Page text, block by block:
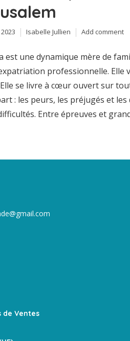
Isabelle Jullien Add comment
est une dynamique mère de
professionnelle. Elle
se livre à cœur ouvert sur
: les peurs, les préjugés et
Entre épreuves et
de Ventes